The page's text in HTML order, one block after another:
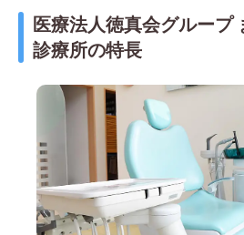
医療法人徳真会グループ
診療所の特長